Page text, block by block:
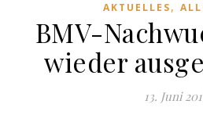
AKTUELLES,
BMV-
wieder
13. Juni